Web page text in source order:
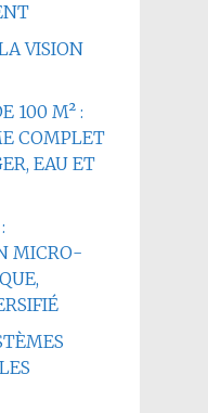
VISION
100 M² :
COMPLET
EAU ET
MICRO-